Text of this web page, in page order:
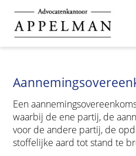
Een
waarbij de ene partij, de
voor de andere partij, de
stoffelijke aard tot stand te